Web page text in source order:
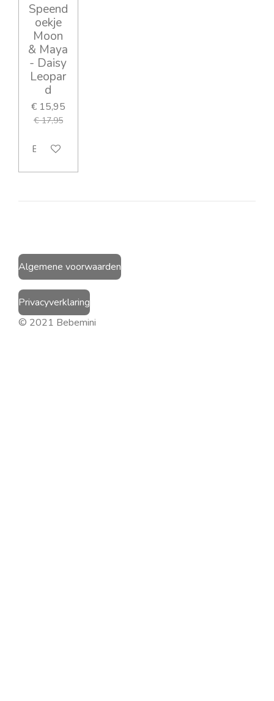
Speend
oekje
Moon
& Maya
- Daisy
Leopar
d
€ 15,95
€ 17,95
Bekijk details
Algemene voorwaarden
Privacyverklaring
© 2021 Bebemini